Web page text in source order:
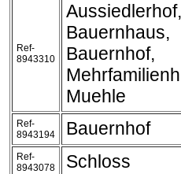
Ref-
8943310
Aussiedlerhof,
Bauernhaus,
Bauernhof,
Muehle
Ref-
8943194
Bauernhof
Ref-
8943078
Schloss